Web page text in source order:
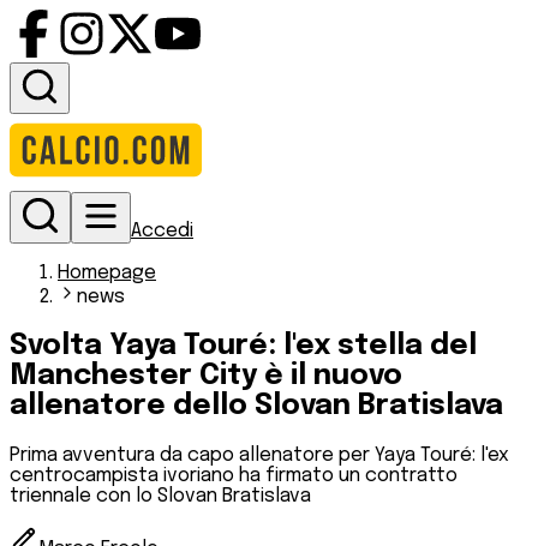
Accedi
Homepage
news
Svolta Yaya Touré: l'ex stella del
Manchester City è il nuovo
allenatore dello Slovan Bratislava
Prima avventura da capo allenatore per Yaya Touré: l'ex
centrocampista ivoriano ha firmato un contratto
triennale con lo Slovan Bratislava